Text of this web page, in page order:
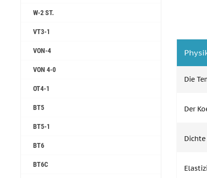
W-2 ST.
VT3-1
VON-4
VON 4-0
ОТ4-1
ВТ5
ВТ5-1
ВТ6
ВТ6С
Die
Der